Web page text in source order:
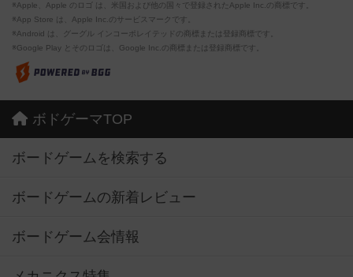
※Apple、Apple のロゴ は、米国および他の国々で登録されたApple Inc.の商標です。
※App Store は、Apple Inc.のサービスマークです。
※Android は、グーグル インコーポレイテッドの商標または登録商標です。
※Google Play とそのロゴは、Google Inc.の商標または登録商標です。
ボドゲーマTOP
ボードゲームを検索する
ボードゲームの新着レビュー
ボードゲーム会情報